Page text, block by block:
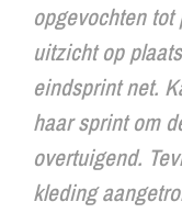
opgevochten
uitzicht op
eindsprint net.
haar sprint om
overtuigend.
kleding